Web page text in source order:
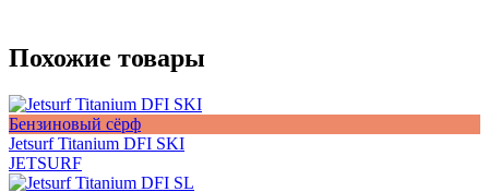
Похожие товары
Бензиновый сёрф
Jetsurf Titanium DFI SKI
JETSURF